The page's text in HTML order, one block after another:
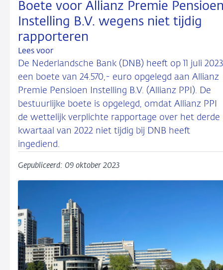
Boete voor Allianz Premie
Instelling B.V. wegens niet tijdig
rapporteren
Lees voor
De Nederlandsche Bank (DNB) heeft op 11 juli 2023
een boete van 24.570,- euro opgelegd aan Allianz
Premie Pensioen Instelling B.V. (Allianz PPI). De
bestuurlijke boete is opgelegd, omdat Allianz PPI
de wettelijk verplichte rapportage over het derde
kwartaal van 2022 niet tijdig bij DNB heeft
ingediend.
Gepubliceerd: 09 oktober 2023